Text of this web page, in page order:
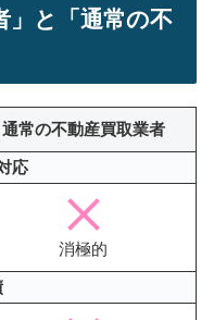
」と「通常の不
通常の不動産買取業者
応
消極的